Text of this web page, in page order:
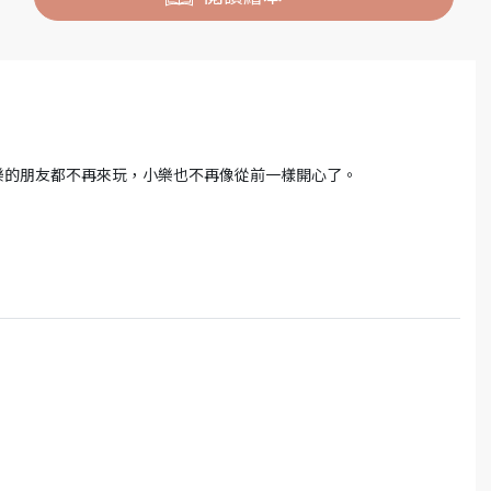
朋友都不再來玩，小樂也不再像從前一樣開心了。